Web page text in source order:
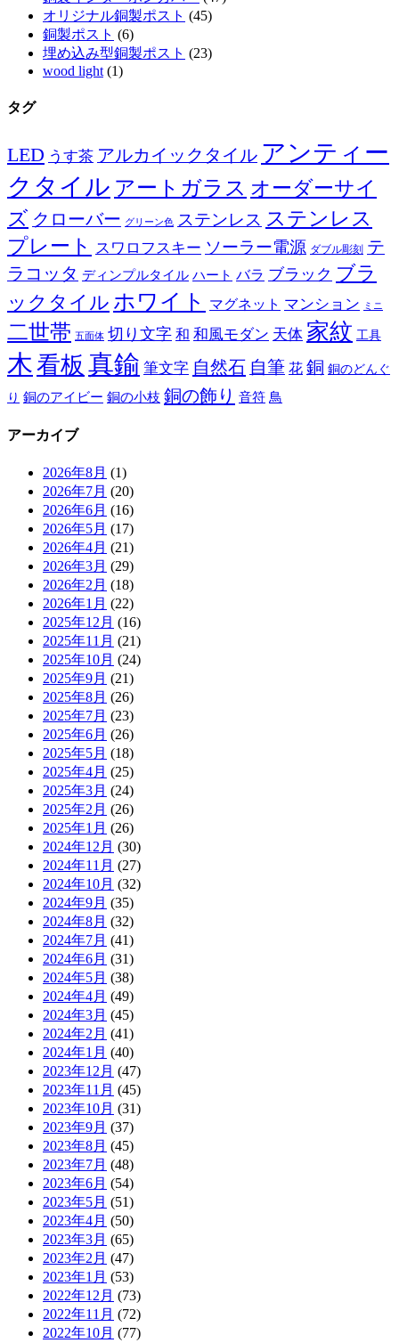
オリジナル銅製ポスト (45)
銅製ポスト (6)
埋め込み型銅製ポスト (23)
wood light (1)
タグ
LED うす茶 アルカイックタイル アンティー
クタイル アートガラス オーダーサイ
ズ クローバー グリーン色 ステンレス ステンレス
プレート スワロフスキー ソーラー電源 ダブル彫刻 テ
ラコッタ ディンプルタイル ハート バラ ブラック ブラ
ックタイル ホワイト マグネット マンション ミニ
二世帯 五面体 切り文字 和 和風モダン 天体 家紋 工具
木看板 真鍮 筆文字 自然石 自筆 花 銅 銅のどんぐ
り 銅のアイビー 銅の小枝 銅の飾り 音符 鳥
アーカイブ
2026年8月 (1)
2026年7月 (20)
2026年6月 (16)
2026年5月 (17)
2026年4月 (21)
2026年3月 (29)
2026年2月 (18)
2026年1月 (22)
2025年12月 (16)
2025年11月 (21)
2025年10月 (24)
2025年9月 (21)
2025年8月 (26)
2025年7月 (23)
2025年6月 (26)
2025年5月 (18)
2025年4月 (25)
2025年3月 (24)
2025年2月 (26)
2025年1月 (26)
2024年12月 (30)
2024年11月 (27)
2024年10月 (32)
2024年9月 (35)
2024年8月 (32)
2024年7月 (41)
2024年6月 (31)
2024年5月 (38)
2024年4月 (49)
2024年3月 (45)
2024年2月 (41)
2024年1月 (40)
2023年12月 (47)
2023年11月 (45)
2023年10月 (31)
2023年9月 (37)
2023年8月 (45)
2023年7月 (48)
2023年6月 (54)
2023年5月 (51)
2023年4月 (50)
2023年3月 (65)
2023年2月 (47)
2023年1月 (53)
2022年12月 (73)
2022年11月 (72)
2022年10月 (77)